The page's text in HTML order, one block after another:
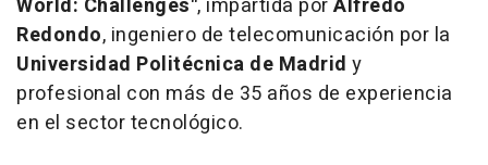
World: Challenges", impartida porAlfredo
Redondo, ingeniero de telecomunicación por la
Universidad Politécnica de Madrid y
profesional con más de 35 años de experiencia
en el sector tecnológico.